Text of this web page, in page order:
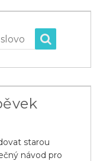
starou
návod pro